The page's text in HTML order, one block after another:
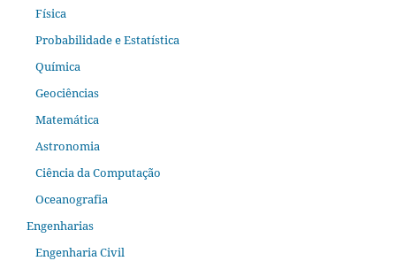
Física
Probabilidade e Estatística
Química
Geociências
Matemática
Astronomia
Ciência da Computação
Oceanografia
Engenharias
Engenharia Civil